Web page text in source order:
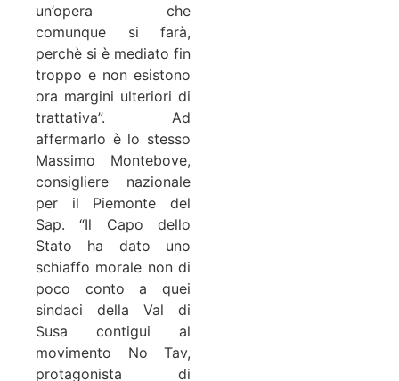
un’opera che
comunque si farà,
perchè si è mediato fin
troppo e non esistono
ora margini ulteriori di
trattativa”. Ad
affermarlo è lo stesso
Massimo Montebove,
consigliere nazionale
per il Piemonte del
Sap. “Il Capo dello
Stato ha dato uno
schiaffo morale non di
poco conto a quei
sindaci della Val di
Susa contigui al
movimento No Tav,
protagonista di